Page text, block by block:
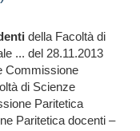
della Facoltà di
... del 28.11.2013
Commissione
di Scienze
Paritetica
Paritetica docenti –